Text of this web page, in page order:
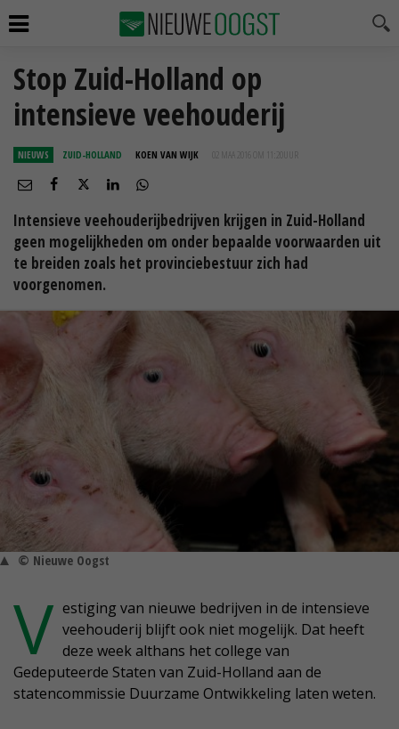
Stop Zuid-Holland op
intensieve veehouderij
NIEUWS ZUID-HOLLAND KOEN VAN WIJK 02 MAA 2016 OM 11:20
Intensieve veehouderijbedrijven krijgen in Zuid-Holland
geen mogelijkheden om onder bepaalde voorwaarden uit
te breiden zoals het provinciebestuur zich had
voorgenomen.
© Nieuwe Oogst
V estiging van nieuwe bedrijven in de intensieve
veehouderij blijft ook niet mogelijk. Dat heeft
deze week althans het college van
Gedeputeerde Staten van Zuid-Holland aan de
statencommissie Duurzame Ontwikkeling laten weten.